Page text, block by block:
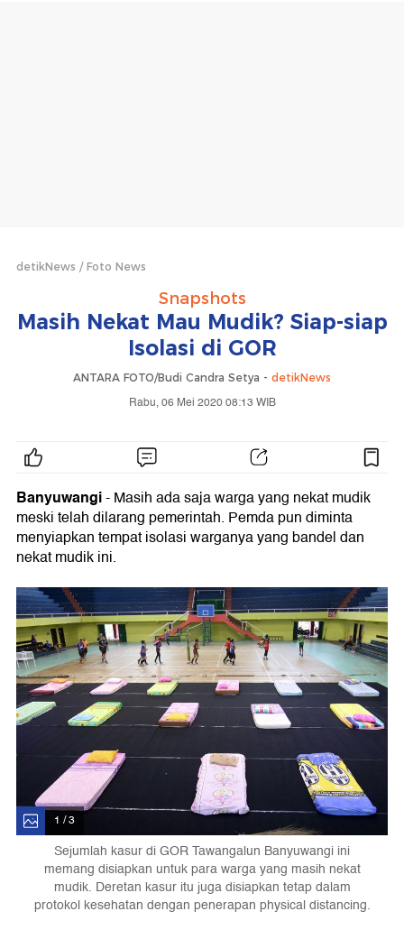
detikNews Foto News
Snapshots
Masih Nekat Mau Mudik? Siap-siap
Isolasi di GOR
ANTARA FOTO/Budi Candra Setya - detikNews
Rabu, 06 Mei 2020 08:13 WIB
Banyuwangi- Masih ada saja warga yang nekat mudik
meski telah dilarang pemerintah. Pemda pun diminta
menyiapkan tempat isolasi warganya yang bandel dan
nekat mudik ini.
1 / 3
Sejumlah kasur di GOR Tawangalun Banyuwangi ini
memang disiapkan untuk para warga yang masih nekat
mudik. Deretan kasur itu juga disiapkan tetap dalam
protokol kesehatan dengan penerapan physical distancing.